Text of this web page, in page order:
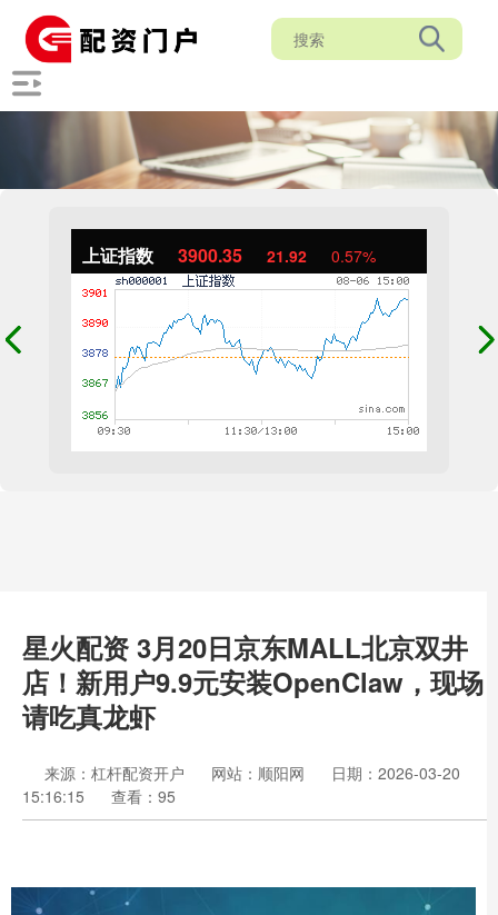
上证指数 3900.35 21.92 0.57%
星火配资 3月20日京东MALL北京双井
店！新用户9.9元安装OpenClaw，现场
请吃真龙虾
来源：杠杆配资开户 网站：顺阳网
日期：2026-03-20
15:16:15
查看：95